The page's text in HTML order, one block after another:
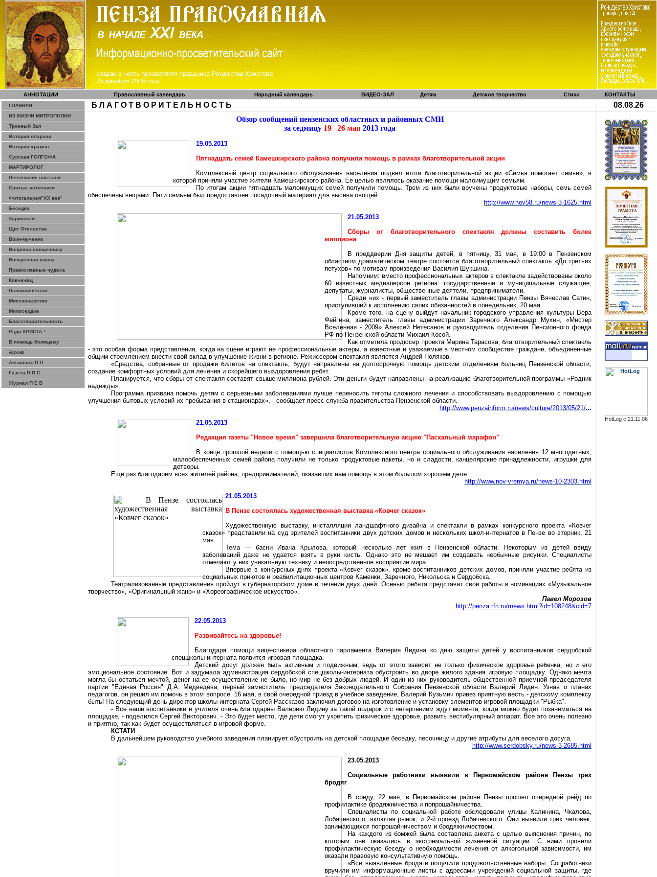
АННОТАЦИИ Православный календарь Народный календарь ВИДЕО-ЗАЛ Детям Детское творчество Стихи КОНТАКТЫ
ГЛАВНАЯ
ИЗ ЖИЗНИ МИТРОПОЛИИ
Тронный Зал
История епархии
История храмов
Сурская ГОЛГОФА
МАРТИРОЛОГ
Пензенские святыни
Святые источники
Фотогалерея"ХХ век"
Беседка
Зарисовки
Щит Отечества
Воин-мученик
Вопросы священнику
Воскресная школа
Православные чудеса
Ковчежец
Паломничество
Миссионерство
Милосердие
Благотворительность
Ради ХРИСТА !
В помощь болящему
Архив
Альманах П Л
Газета П П С
Журнал П Е В
Б Л А Г О Т В О Р И Т Е Л Ь Н О С Т Ь
08.08.26
Обзор сообщений пензенских областных и районных СМИ
за седмицу 19– 26 мая 2013 года
19.05.2013
Пятнадцать семей Камешкирского района получили помощь в рамках благотворительной акции
Комплексный центр социального обслуживания населения подвел итоги благотворительной акции «Семья помогает семье», в
которой приняли участие жители Камешкирского района. Ее целью являлось оказание помощи малоимущим семьям.
По итогам акции пятнадцать малоимущих семей получили помощь. Трем из них были вручены продуктовые наборы, семь семей
обеспечены вещами. Пяти семьям был предоставлен посадочный материал для высева овощей.
http://www.nov58.ru/news-3-1625.html
21.05.2013
Сборы от благотворительного спектакля должны составить более
миллиона
В преддверии Дня защиты детей, в пятницу, 31 мая, в 19:00 в Пензенском
областном драматическом театре состоится благотворительный спектакль «До третьих
петухов» по мотивам произведения Василия Шукшина.
Напомним: вместо профессиональных актеров в спектакле задействованы около
60 известных медиаперсон региона: государственные и муниципальные служащие,
депутаты, журналисты, общественные деятели, предприниматели.
Среди них - первый заместитель главы администрации Пензы Вячеслав Сатин,
приступивший к исполнению своих обязанностей в понедельник, 20 мая.
Кроме того, на сцену выйдут начальник городского управления культуры Вера
Фейгина, заместитель главы администрации Заречного Александр Мухин, «Мистер
Вселенная - 2009» Алексей Нетесанов и руководитель отделения Пенсионного фонда
РФ по Пензенской области Михаил Косой.
Как отметила продюсер проекта Марина Тарасова, благотворительный спектакль
- это особая форма представления, когда на сцене играют не профессиональные актеры, а известные и уважаемые в местном сообществе граждане, объединенные
общим стремлением внести свой вклад в улучшение жизни в регионе. Режиссером спектакля является Андрей Поляков.
«Средства, собранные от продажи билетов на спектакль, будут направлены на долгосрочную помощь детским отделениям больниц Пензенской области,
создание комфортных условий для лечения и скорейшего выздоровления ребят.
Планируется, что сборы от спектакля составят свыше миллиона рублей. Эти деньги будут направлены на реализацию благотворительной программы «Родник
надежды».
Программа призвана помочь детям с серьезными заболеваниями лучше переносить тяготы сложного лечения и способствовать выздоровлению с помощью
улучшения бытовых условий их пребывания в стационарах», - сообщает пресс-служба правительства Пензенской области.
http://www.penzainform.ru/news/culture/2013/05/21/...
21.05.2013
Редакция газеты "Новое время" завершила благотворительную акцию "Пасхальный марафон"
В конце прошлой недели с помощью специалистов Комплексного центра социального обслуживания населения 12 многодетных,
малообеспеченных семей района получили не только продуктовые пакеты, но и сладости, канцелярские принадлежности, игрушки для
детворы.
Еще раз благодарим всех жителей района, предпринимателей, оказавших нам помощь в этом большом хорошем деле.
http://www.nov-vremya.ru/news-10-2303.html
21.05.2013
В Пензе состоялась художественная выставка «Ковчег сказок»
Художественную выставку, инсталляции ландшафтного дизайна и спектакли в рамках конкурсного проекта «Ковчег
сказок» представили на суд зрителей воспитанники двух детских домов и нескольких школ-интернатов в Пензе во вторник, 21
мая.
Тема — басни Ивана Крылова, который несколько лет жил в Пензенской области. Некоторым из детей ввиду
заболеваний даже не удается взять в руки кисть. Однако это не мешает им создавать необычные рисунки. Специалисты
отмечают у них уникальную технику и непосредственное восприятие мира.
Впервые в конкурсных днях проекта «Ковчег сказок», кроме воспитанников детских домов, приняли участие ребята из
социальных приютов и реабилитационных центров Каменки, Заречного, Никольска и Сердобска.
Театрализованные представления пройдут в губернаторском доме в течение двух дней. Осенью ребята представят свои работы в номинациях «Музыкальное
творчество», «Оригинальный жанр» и «Хореографическое искусство».
Павел Морозов
http://penza.rfn.ru/rnews.html?id=108248&cid=7
22.05.2013
Развивайтесь на здоровье!
Благодаря помощи вице-спикера областного парламента Валерия Лидина ко дню защиты детей у воспитанников сердобской
спецшколы-интерната появится игровая площадка.
Детский досуг должен быть активным и подвижным, ведь от этого зависит не только физическое здоровье ребенка, но и его
эмоциональное состояние. Вот и задумала администрация сердобской спецшколы-интерната обустроить во дворе жилого здания игровую площадку. Однако мечта
могла бы остаться мечтой, денег на ее осуществление не было, но мир не без добрых людей. И один из них руководитель общественной приемной председателя
партии "Единая Россия" Д.А. Медведева, первый заместитель председателя Законодательного Собрания Пензенской области Валерий Лидин. Узнав о планах
педагогов, он решил им помочь в этом вопросе. 16 мая, в свой очередной приезд в учебное заведение, Валерий Кузьмич привез приятную весть - детскому комплексу
быть! На следующий день директор школы-интерната Сергей Рассказов заключил договор на изготовление и установку элементов игровой площадки "Рыбка".
- Все наши воспитанники и учителя очень благодарны Валерию Лидину за такой подарок и с нетерпением ждут момента, когда можно будет позаниматься на
площадке, - поделился Сергей Викторович. - Это будет место, где дети смогут укрепить физическое здоровье, развить вестибулярный аппарат. Все это очень полезно
и приятно, так как будет осуществляться в игровой форме.
КСТАТИ
В дальнейшем руководство учебного заведения планирует обустроить на детской площадке беседку, песочницу и другие атрибуты для веселого досуга.
http://www.serdobsky.ru/news-3-2685.html
23.05.2013
Социальные работники выявили в Первомайском районе Пензы трех
бродяг
В среду, 22 мая, в Первомайском районе Пензы прошел очередной рейд по
профилактике бродяжничества и попрошайничества.
Специалисты по социальной работе обследовали улицы Калинина, Чкалова,
Лобачевского, включая рынок, и 2-й проезд Лобачевского. Они выявили трех человек,
занимающихся попрошайничеством и бродяжничеством.
На каждого из бомжей была составлена анкета с целью выяснения причин, по
которым они оказались в экстремальной жизненной ситуации. С ними провели
профилактическую беседу о необходимости лечения от алкогольной зависимости, им
оказали правовую консультативную помощь.
«Все выявленные бродяги получили продовольственные наборы. Соцработники
вручили им информационные листы с адресами учреждений социальной защиты, где
HotLog с 21.11.06